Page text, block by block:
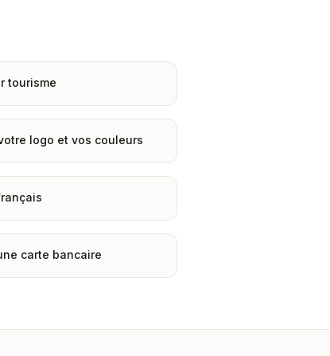
tourisme
logo et vos couleurs
carte bancaire